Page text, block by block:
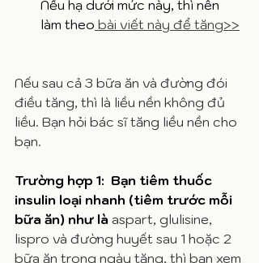
Nếu hạ dưới mức này, thì nên
làm theo bài viết này để tăng>>
Nếu sau cả 3 bữa ăn và đường đói
điều tăng, thì là liều nền không đủ
liều. Bạn hỏi bác sĩ tăng liều nền cho
bạn.
Trường hợp 1:  Bạn tiêm thuốc
insulin loại nhanh (tiêm trước mỗi
bữa ăn) như là aspart, glulisine,
lispro và đường huyết sau 1 hoặc 2
bữa ăn trong ngày tăng, thì bạn xem